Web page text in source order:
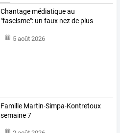
Chantage médiatiqueau
"fascisme": un faux nezde plus
5 août 2026
Famille Martin-Simpa-Kontretoux
semaine 7